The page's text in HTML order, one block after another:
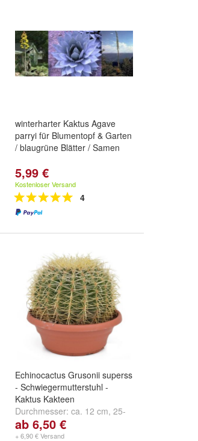
winterharter Kaktus Agave
parryi für Blumentopf & Garten
/ blaugrüne Blätter / Samen
5,99 €
Kostenloser Versand
4
Echinocactus Grusonii superss
- Schwiegermutterstuhl -
Kaktus Kakteen
Durchmesser: ca. 12 cm, 25-
30 cmund 35-40 cm
ab 6,50 €
+ 6,90 € Versand